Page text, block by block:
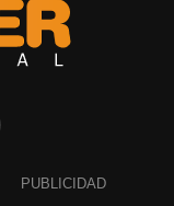
PUBLICIDAD